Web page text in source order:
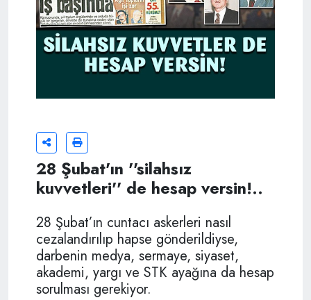
28 Şubat'ın ''silahsız
kuvvetleri'' de hesap versin!..
28 Şubat’ın cuntacı askerleri nasıl
cezalandırılıp hapse gönderildiyse,
darbenin medya, sermaye, siyaset,
akademi, yargı ve STK ayağına da hesap
sorulması gerekiyor.